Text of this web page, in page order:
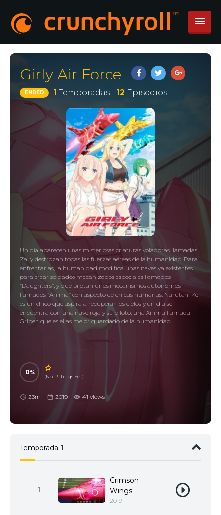
Girly Air Force
ENDED 1 Temporadas - 12 Episodios
Un día aparecen unas misteriosas criaturas voladoras llamadas
Zai y destrozan todas las fuerzas aéreas de la humanidad. Para
enfrentarlas, la humanidad modifica unas naves ya existentes
para crear soldados mecanizados especiales llamados
“Daughters”, y que pilotan unos mecanismos autónomos
llamados “Anima” con aspecto de chicas humanas. Narutani Kei
es un chico que aspira a recuperar los cielos y un día se
encuentra con una nave roja y su piloto, una Anima llamada
Gripen que es el as mejor guardado de la humanidad.
0
(No Ratings Yet)
23m 2019 41 views
Temporada 1
1
Crimson
Wings
2019